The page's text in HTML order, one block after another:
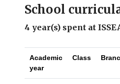
School
4 year(s) spent at
Academic
year
Class